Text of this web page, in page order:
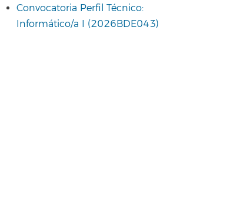
Convocatoria Perfil Técnico:
Informático/a I (2026BDE043)